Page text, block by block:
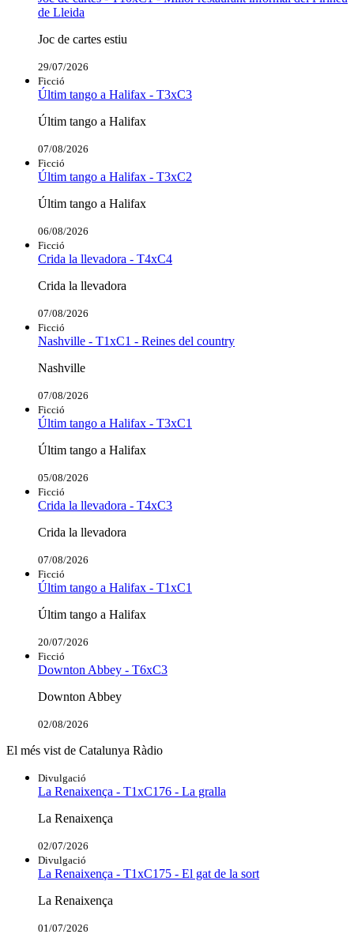
de Lleida
Joc de cartes estiu
29/07/2026
Ficció
Últim tango a Halifax - T3xC3
Últim tango a Halifax
07/08/2026
Ficció
Últim tango a Halifax - T3xC2
Últim tango a Halifax
06/08/2026
Ficció
Crida la llevadora - T4xC4
Crida la llevadora
07/08/2026
Ficció
Nashville - T1xC1 - Reines del country
Nashville
07/08/2026
Ficció
Últim tango a Halifax - T3xC1
Últim tango a Halifax
05/08/2026
Ficció
Crida la llevadora - T4xC3
Crida la llevadora
07/08/2026
Ficció
Últim tango a Halifax - T1xC1
Últim tango a Halifax
20/07/2026
Ficció
Downton Abbey - T6xC3
Downton Abbey
02/08/2026
El més vist de Catalunya Ràdio
Divulgació
La Renaixença - T1xC176 - La gralla
La Renaixença
02/07/2026
Divulgació
La Renaixença - T1xC175 - El gat de la sort
La Renaixença
01/07/2026